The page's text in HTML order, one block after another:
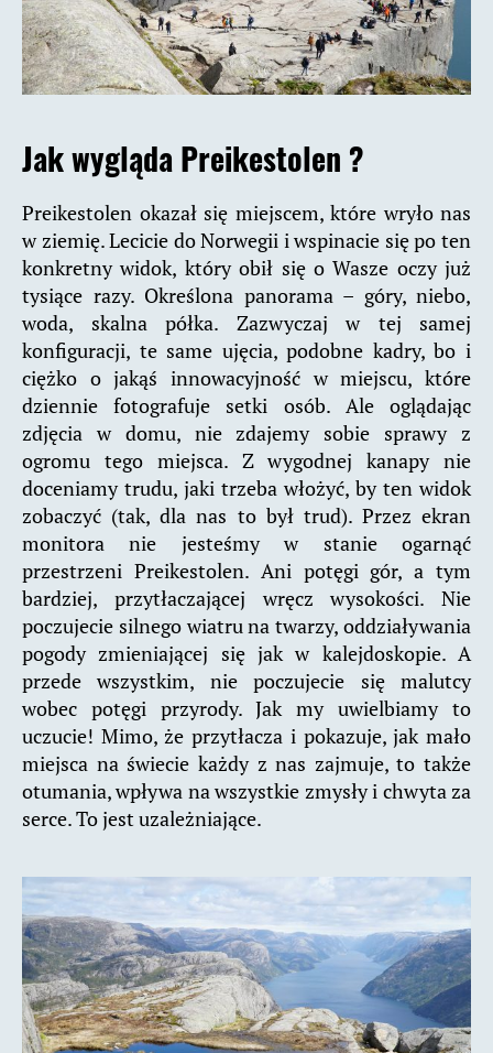
Jak wygląda Preikestolen ?
Preikestolen okazał się miejscem, które wryło nas
w ziemię. Lecicie do Norwegii i wspinacie się po ten
konkretny widok, który obił się o Wasze oczy już
tysiące razy. Określona panorama – góry, niebo,
woda, skalna półka. Zazwyczaj w tej samej
konfiguracji, te same ujęcia, podobne kadry, bo i
ciężko o jakąś innowacyjność w miejscu, które
dziennie fotografuje setki osób. Ale oglądając
zdjęcia w domu, nie zdajemy sobie sprawy z
ogromu tego miejsca. Z wygodnej kanapy nie
doceniamy trudu, jaki trzeba włożyć, by ten widok
zobaczyć (tak, dla nas to był trud). Przez ekran
monitora nie jesteśmy w stanie ogarnąć
przestrzeni Preikestolen. Ani potęgi gór, a tym
bardziej, przytłaczającej wręcz wysokości. Nie
poczujecie silnego wiatru na twarzy, oddziaływania
pogody zmieniającej się jak w kalejdoskopie. A
przede wszystkim, nie poczujecie się malutcy
wobec potęgi przyrody. Jak my uwielbiamy to
uczucie! Mimo, że przytłacza i pokazuje, jak mało
miejsca na świecie każdy z nas zajmuje, to także
otumania, wpływa na wszystkie zmysły i chwyta za
serce. To jest uzależniające.